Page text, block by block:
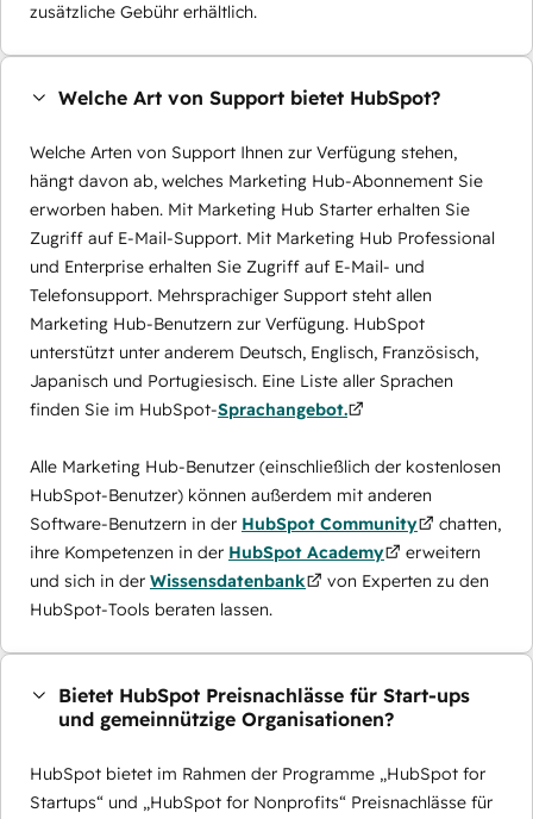
zusätzliche Gebühr erhältlich.
Welche Art von Support bietet HubSpot?
Welche Arten von Support Ihnen zur Verfügung stehen,
hängt davon ab, welches Marketing Hub-Abonnement Sie
erworben haben. Mit Marketing Hub Starter erhalten Sie
Zugriff auf E-Mail-Support. Mit Marketing Hub Professional
und Enterprise erhalten Sie Zugriff auf E-Mail- und
Telefonsupport. Mehrsprachiger Support steht allen
Marketing Hub-Benutzern zur Verfügung. HubSpot
unterstützt unter anderem Deutsch, Englisch, Französisch,
Japanisch und Portugiesisch. Eine Liste aller Sprachen
finden Sie im HubSpot-Sprachangebot.
Alle Marketing Hub-Benutzer (einschließlich der kostenlosen
HubSpot-Benutzer) können außerdem mit anderen
Software-Benutzern in der HubSpot Community
chatten,
ihre Kompetenzen in der HubSpot Academy
erweitern
und sich in der Wissensdatenbank
von Experten zu den
HubSpot-Tools beraten lassen.
Bietet HubSpot Preisnachlässe für Start-ups
und gemeinnützige Organisationen?
HubSpot bietet im Rahmen der Programme „HubSpot for
Startups“ und „HubSpot for Nonprofits“ Preisnachlässe für